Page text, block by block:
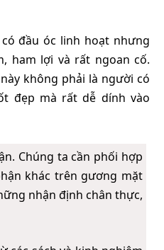
đầu óc linh hoạt nhưng
ham lợi và rất ngoan cố.
không phải là người có
đẹp mà rất dễ dính vào
Chúng ta cần phối hợp
khác trên gương mặt
nhận định chân thực,